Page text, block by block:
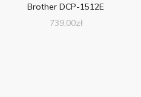
Brother DCP-1512E
739,00zł